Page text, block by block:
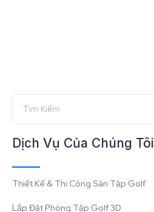
Dịch Vụ Của Chúng Tôi
Thiết Kế & Thi Công Sân Tập Golf
Lắp Đặt Phòng Tập Golf 3D